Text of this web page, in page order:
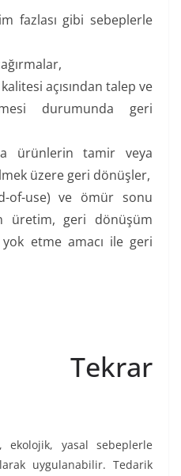
fazlası gibi sebeplerle
açısından talep ve
durumunda geri
ürünlerin tamir veya
üzere geri dönüşler,
of-use) ve ömür sonu
üretim, geri dönüşüm
etme amacı ile geri
ekolojik, yasal sebeplerle
uygulanabilir. Tedarik